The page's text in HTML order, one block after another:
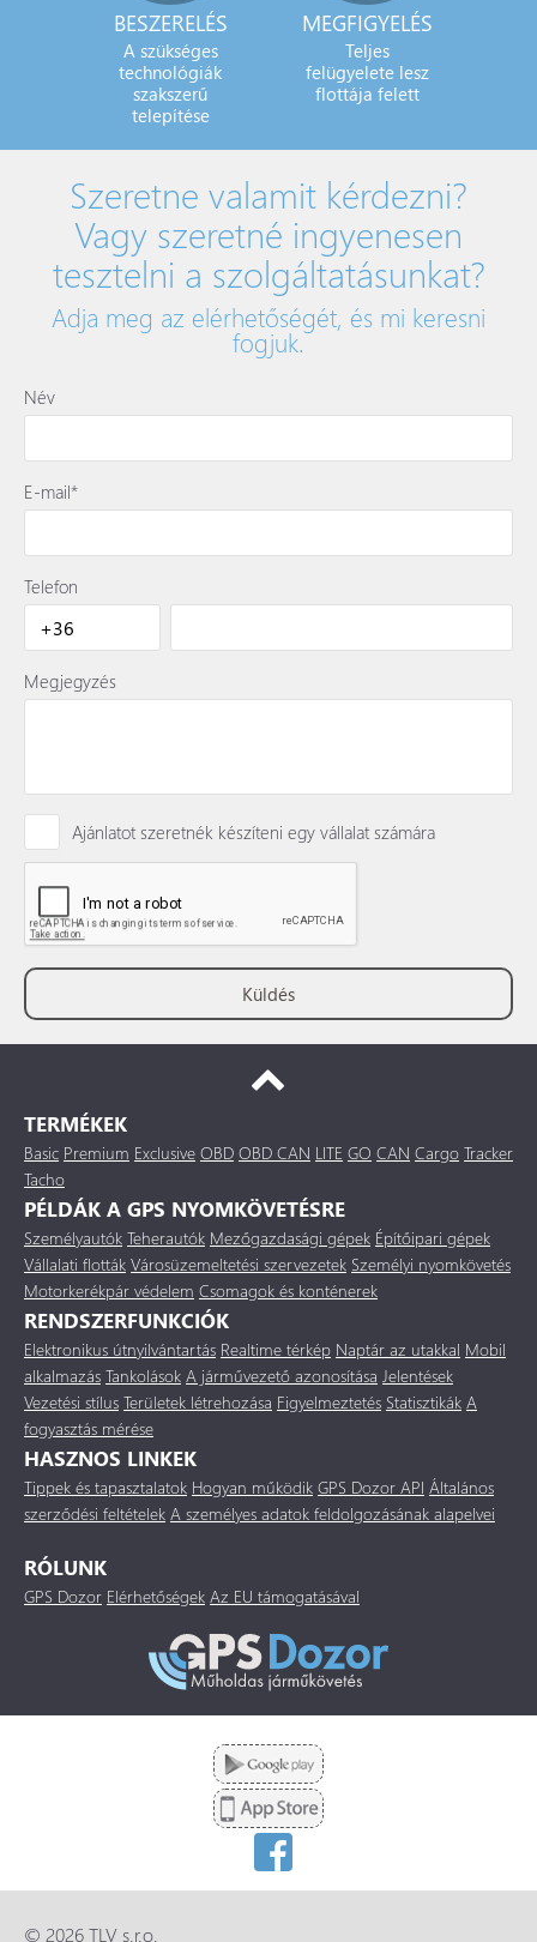
BESZERELÉS
A szükséges
technológiák
szakszerű
telepítése
MEGFIGYELÉS
Teljes
felügyelete lesz
flottája felett
Szeretne valamit kérdezni?
Vagy szeretné ingyenesen
tesztelni a szolgáltatásunkat?
Adja meg az elérhetőségét, és mi keresni
fogjuk.
Név
E-mail*
Telefon
Megjegyzés
Ajánlatot szeretnék készíteni egy vállalat számára
TERMÉKEK
Basic Premium Exclusive OBD OBD CAN LITE GO CAN Cargo Tracker
Tacho
PÉLDÁK A GPS NYOMKÖVETÉSRE
Személyautók Teherautók Mezőgazdasági gépek Építőipari gépek
Vállalati flották Városüzemeltetési szervezetek Személyi nyomkövetés
Motorkerékpár védelem Csomagok és konténerek
RENDSZERFUNKCIÓK
Elektronikus útnyilvántartás Realtime térkép Naptár az utakkal Mobil
alkalmazás Tankolások A járművezető azonosítása Jelentések
Vezetési stílus Területek létrehozása Figyelmeztetés Statisztikák A
fogyasztás mérése
HASZNOS LINKEK
Tippek és tapasztalatok Hogyan működik GPS Dozor API Általános
szerződési feltételek A személyes adatok feldolgozásának alapelvei
RÓLUNK
GPS Dozor Elérhetőségek Az EU támogatásával
© 2026 TLV s.r.o.